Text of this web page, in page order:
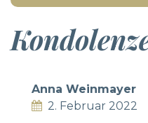
Anna Weinmayer
2. Februar 2022